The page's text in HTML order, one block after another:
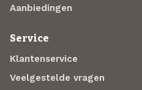
Aanbiedingen
Service
Klantenservice
Veelgestelde vragen